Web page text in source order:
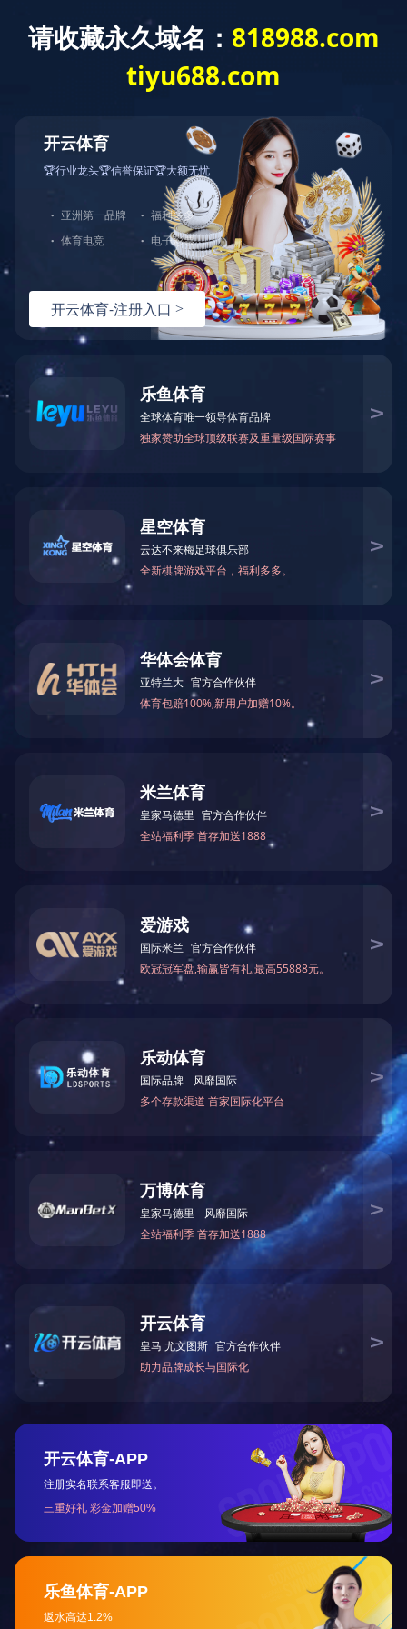
xk.com
xk.com
关于我们
xk.com-星
空(中国)
定制服务
新闻动态
language
解决方案
xk.com
多领域金属材料应用解决方案
从材料选择、加工制造到成品应用解决方案。
智能自动化物流输送系统解决方案
随着物流行业的快速发展，智能自动化物流输送系
备方面的研发与生产经验，为客户提供智能自动化
物流输送系统解决方案。
定制化非标机械制造解决方案
xk.com-星空(中国) 凭借其强大的非标产品制造生产
能力，为各行业提供定制化的非标机械制造解决方
装、调试，提供一站式服务，确保客户获得满足其
特定需求的非标机械设备。
xk.com-星空(中国)
始于设计 · 精于工艺 · 重在加工 · 成于装配
提交留言
联系方式
地址：河北省石家庄经济技术开发区松江路199号